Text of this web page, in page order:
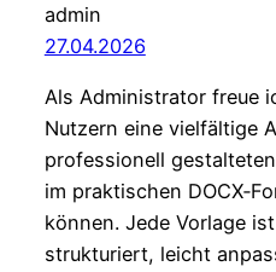
admin
27.04.2026
Als Administrator freue
Nutzern eine vielfältige
professionell
im praktischen
können. Jede Vorlage
strukturiert, leicht